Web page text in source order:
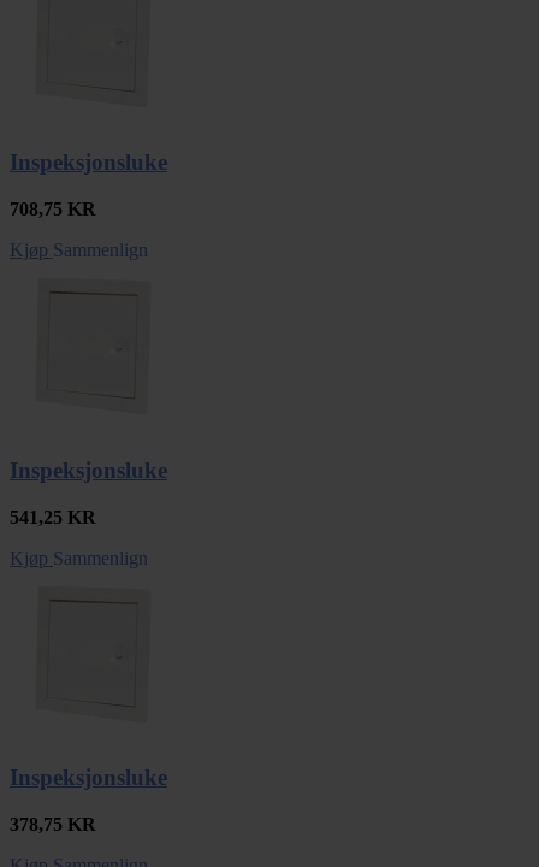
Inspeksjonsluke
708,75 KR
Kjøp Sammenlign
Inspeksjonsluke
541,25 KR
Kjøp Sammenlign
Inspeksjonsluke
378,75 KR